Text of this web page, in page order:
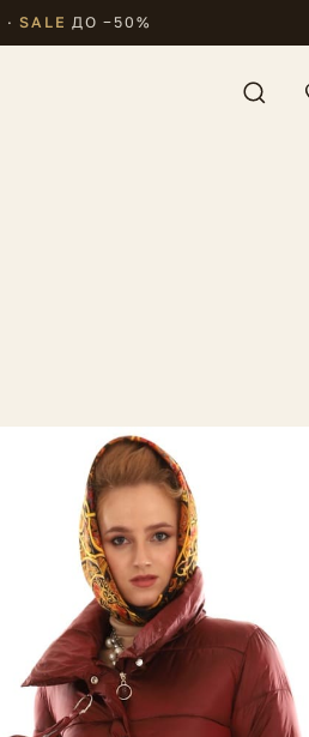
· SALE ДО −50%